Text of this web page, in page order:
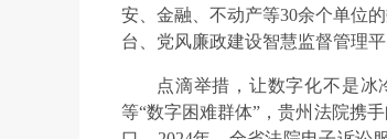
安、金融、不动产等30余个单位
台、党风廉政建设智慧监督管理
点滴举措，让数字化不是冰
等“数字困难群体”，贵州法院携